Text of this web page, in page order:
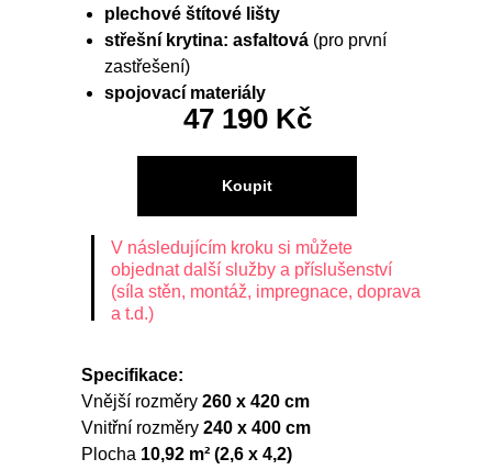
plechové štítové lišty
střešní krytina: asfaltová (pro první
zastřešení)
spojovací materiály
Specifikace:
Vnější rozměry 260 x 420 cm
Vnitřní rozměry 240 x 400 cm
Plocha 10,92 m² (2,6 x 4,2)
47 190 Kč
Koupit
V následujícím kroku si můžete
objednat další služby a příslušenství
(síla stěn, montáž, impregnace, doprava
a t.d.)